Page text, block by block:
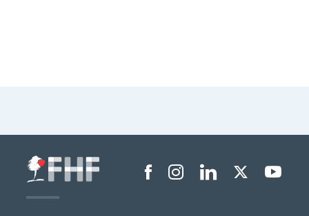
Menu liens sociaux